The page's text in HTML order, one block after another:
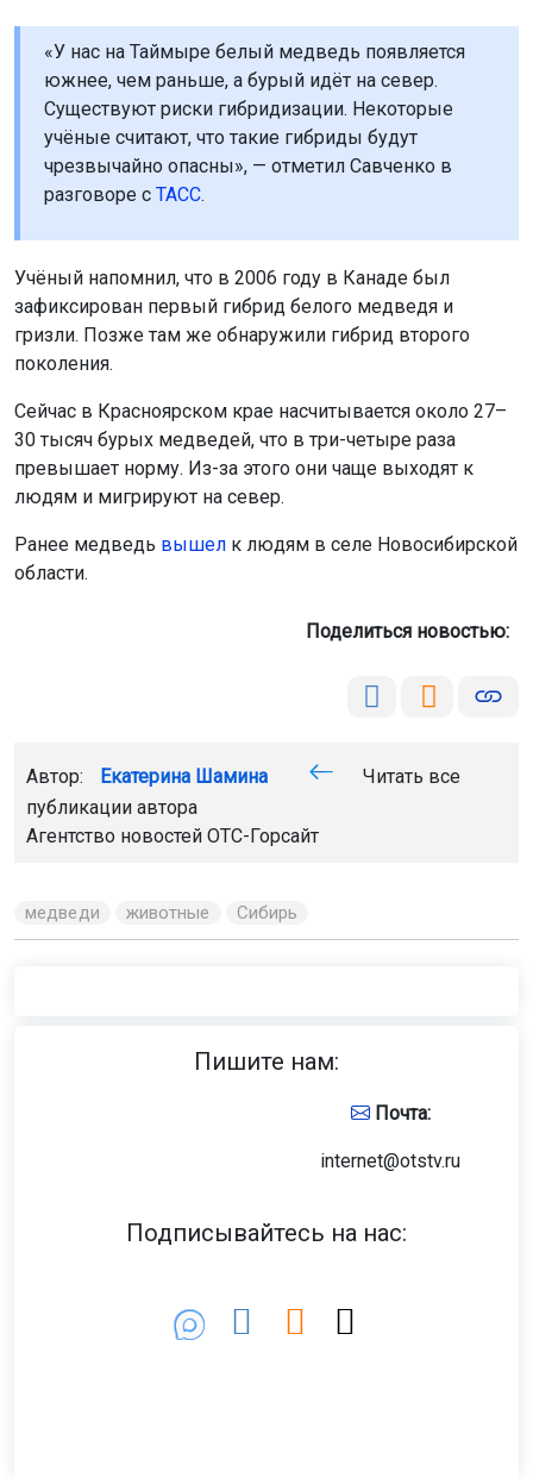
«У нас на Таймыре белый медведь появляется
южнее, чем раньше, а бурый идёт на север.
Существуют риски гибридизации. Некоторые
учёные считают, что такие гибриды будут
чрезвычайно опасны», — отметил Савченко в
разговоре с ТАСС.
Учёный напомнил, что в 2006 году в Канаде был
зафиксирован первый гибрид белого медведя и
гризли. Позже там же обнаружили гибрид второго
поколения.
Сейчас в Красноярском крае насчитывается около 27–
30 тысяч бурых медведей, что в три-четыре раза
превышает норму. Из-за этого они чаще выходят к
людям и мигрируют на север.
Ранее медведь вышел к людям в селе Новосибирской
области.
Поделиться новостью:
Автор: Екатерина Шамина
Читать все
публикации автора
Агентство новостей ОТС-Горсайт
медведи животные Сибирь
Пишите нам:
Почта:
internet@otstv.ru
Подписывайтесь на нас: